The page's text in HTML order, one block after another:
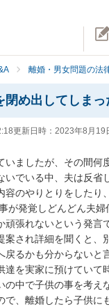
離婚・男女問題の法
閉め出してしま
更新日時： 2023年8月19
いましたが、その間
いでいる中、夫は反
容のやりとりをした
が発覚しどんどん夫
頑張れないという発
案され詳細を聞くと
戻るかも分からない
達を実家に預けてい
の中で子供の事を考
で、離婚したら子供に